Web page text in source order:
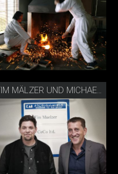
TIM MÄLZER UND MICHAEL BACH BEI KAI